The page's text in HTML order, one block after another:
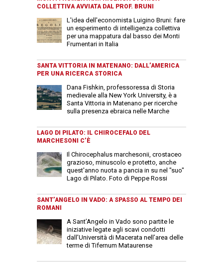
COLLETTIVA AVVIATA DAL PROF. BRUNI
L'idea dell'economista Luigino Bruni: fare
un esperimento di intelligenza collettiva
per una mappatura dal basso dei Monti
Frumentari in Italia
SANTA VITTORIA IN MATENANO: DALL’AMERICA
PER UNA RICERCA STORICA
Dana Fishkin, professoressa di Storia
medievale alla New York University, è a
Santa Vittoria in Matenano per ricerche
sulla presenza ebraica nelle Marche
LAGO DI PILATO: IL CHIROCEFALO DEL
MARCHESONI C’È
Il Chirocephalus marchesonii, crostaceo
grazioso, minuscolo e protetto, anche
quest'anno nuota a pancia in su nel "suo"
Lago di Pilato. Foto di Peppe Rossi
SANT’ANGELO IN VADO: A SPASSO AL TEMPO DEI
ROMANI
A Sant’Angelo in Vado sono partite le
iniziative legate agli scavi condotti
dall’Università di Macerata nell’area delle
terme di Tifernum Mataurense